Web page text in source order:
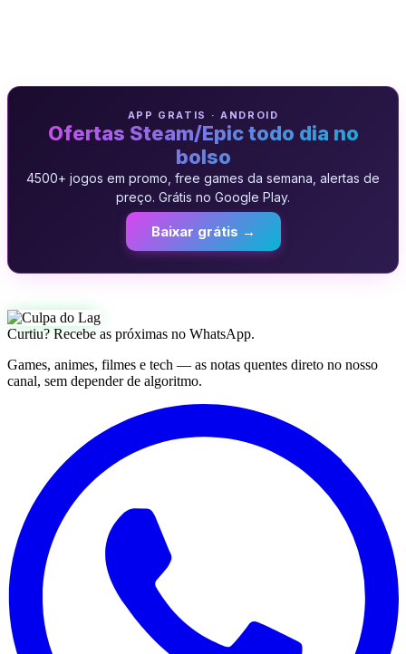
APP GRATIS · ANDROID
Ofertas Steam/Epic todo dia no
bolso
4500+ jogos em promo, free games da semana, alertas de
preço. Grátis no Google Play.
Baixar grátis →
Curtiu? Recebe as próximas no WhatsApp.
Games, animes, filmes e tech — as notas quentes direto no nosso
canal, sem depender de algoritmo.